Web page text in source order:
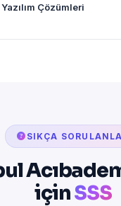
Çözümleri
SIKÇA
içinSSS